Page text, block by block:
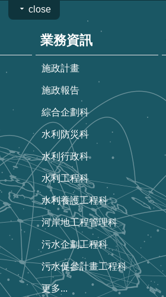
close
業務資訊
施政計畫
施政報告
綜合企劃科
水利防災科
水利行政科
水利工程科
水利養護工程科
河岸地工程管理科
污水企劃工程科
污水促參計畫工程科
更多...